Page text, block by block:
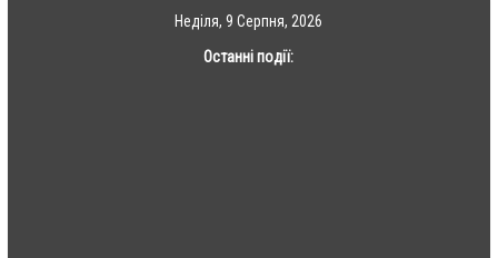
Неділя, 9 Серпня, 2026
Останні події: